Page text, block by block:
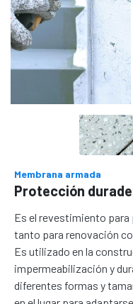
Membrana armada
Protección
Es el revestimiento para
tanto para renovación
Es utilizado en la
impermeabilización y
diferentes formas y